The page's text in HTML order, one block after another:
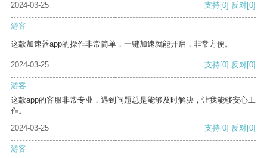
2024-03-25 支持[0] 反对[0]
游客
这款加速器app的操作非常简单，一键加速就能开启，非常方便。
2024-03-25 支持[0] 反对[0]
游客
这款app的客服非常专业，遇到问题总是能够及时解决，让我能够安心工
作。
2024-03-25
支持[0] 反对[0]
游客